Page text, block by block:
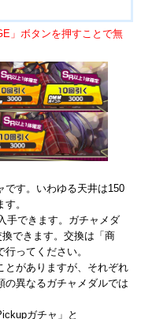
」ボタンを押すことで無
です。いわゆる天井は150
。
手できます。ガチャメダ
できます。交換は「商
ってください。
とがありますが、それぞれ
の異なるガチャメダルでは
ガチャ」と